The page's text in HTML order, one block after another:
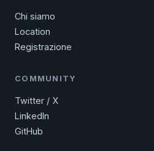
Chi siamo
Location
Registrazione
COMMUNITY
Twitter / X
LinkedIn
GitHub